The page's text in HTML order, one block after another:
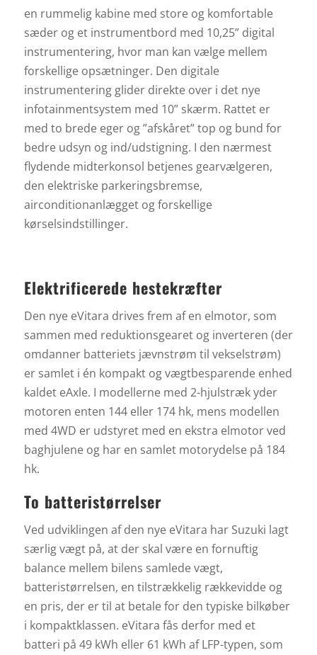
en rummelig kabine med store og komfortable
sæder og et instrumentbord med 10,25” digital
instrumentering, hvor man kan vælge mellem
forskellige opsætninger. Den digitale
instrumentering glider direkte over i det nye
infotainmentsystem med 10” skærm. Rattet er
med to brede eger og ”afskåret” top og bund for
bedre udsyn og ind/udstigning. I den nærmest
flydende midterkonsol betjenes gearvælgeren,
den elektriske parkeringsbremse,
airconditionanlægget og forskellige
kørselsindstillinger.
Elektrificerede hestekræfter
Den nye eVitara drives frem af en elmotor, som
sammen med reduktionsgearet og inverteren (der
omdanner batteriets jævnstrøm til vekselstrøm)
er samlet i én kompakt og vægtbesparende enhed
kaldet eAxle. I modellerne med 2-hjulstræk yder
motoren enten 144 eller 174 hk, mens modellen
med 4WD er udstyret med en ekstra elmotor ved
baghjulene og har en samlet motorydelse på 184
hk.
To batteristørrelser
Ved udviklingen af den nye eVitara har Suzuki lagt
særlig vægt på, at der skal være en fornuftig
balance mellem bilens samlede vægt,
batteristørrelsen, en tilstrækkelig rækkevidde og
en pris, der er til at betale for den typiske bilkøber
i kompaktklassen. eVitara fås derfor med et
batteri på 49 kWh eller 61 kWh af LFP-typen, som